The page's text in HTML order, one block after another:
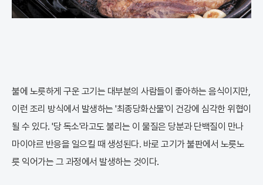
불에 노릇하게 구운 고기는 대부분의 사람들이 좋아하는 음식이지만,
이런 조리 방식에서 발생하는 '최종당화산물'이 건강에 심각한 위협이
될 수 있다. '당 독소'라고도 불리는 이 물질은 당분과 단백질이 만나
마이야르 반응을 일으킬 때 생성된다. 바로 고기가 불판에서 노릇노
릇 익어가는 그 과정에서 발생하는 것이다.